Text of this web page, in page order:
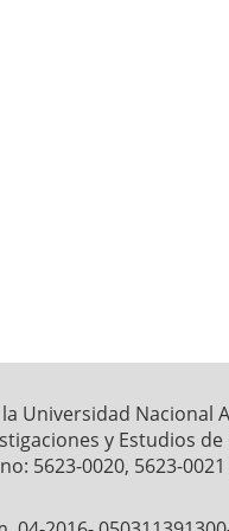
Universidad Nacional
y Estudios
5623-0020, 5623-